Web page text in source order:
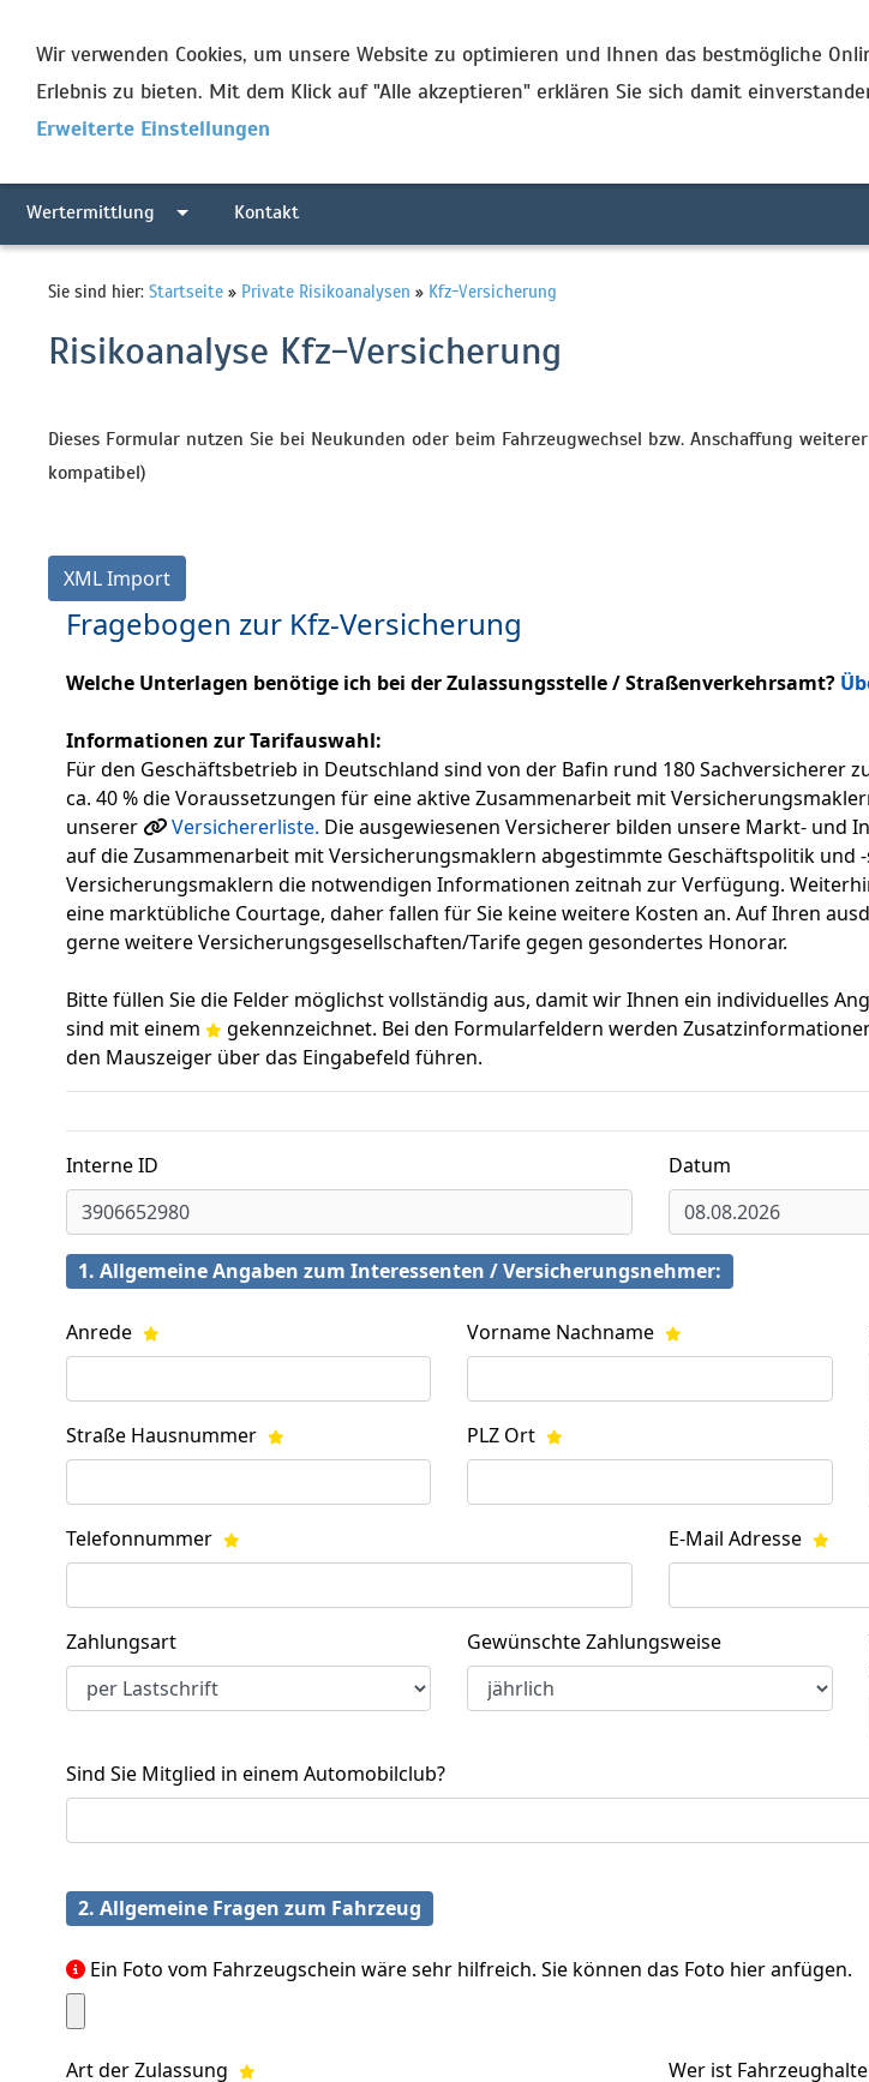
02056 - 25 60 52
Wertermittlung Kontakt
Sie sind hier: Startseite » Private Risikoanalysen » Kfz-Versicherung
Risikoanalyse Kfz-Versicherung
Dieses Formular nutzen Sie bei Neukunden oder beim Fahrzeugwechsel bzw. Anschaffung
kompatibel)
Wir verwenden Cookies, um unsere Website zu optimieren und Ihnen das bestmögliche
Erlebnis zu bieten. Mit dem Klick auf "Alle akzeptieren" erklären Sie sich damit
Erweiterte Einstellungen